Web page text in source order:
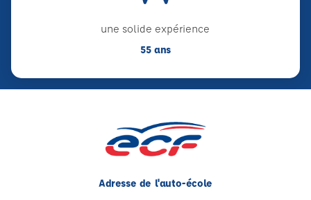
une solide expérience
55 ans
Adresse de l'auto-école